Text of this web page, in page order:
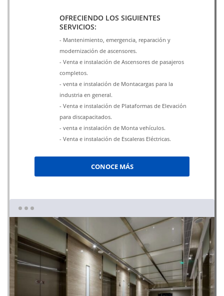
OFRECIENDO LOS SIGUIENTES
SERVICIOS:
- Mantenimiento, emergencia, reparación y
modernización de ascensores.
- Venta e instalación de Ascensores de pasajeros
completos.
- venta e instalación de Montacargas para la
industria en general.
- Venta e instalación de Plataformas de Elevación
para discapacitados.
- venta e instalación de Monta vehículos.
- Venta e instalación de Escaleras Eléctricas.
CONOCE MÁS